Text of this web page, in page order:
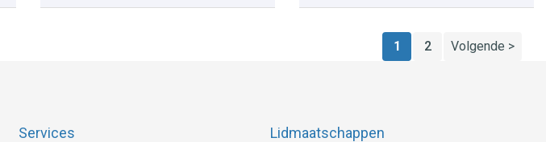
1 2 Volgende >
Services Lidmaatschappen